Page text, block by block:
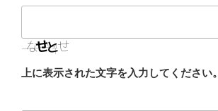
上に表示された文字を入力してください。